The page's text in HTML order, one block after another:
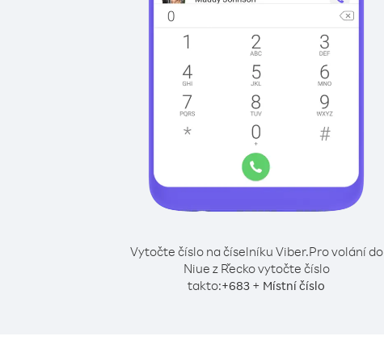
Vytočte číslo na číselníku Viber.Pro volání do
Niue z Řecko vytočte číslo
takto:+683 + Místní číslo